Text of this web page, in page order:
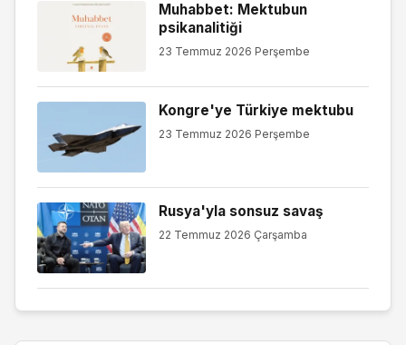
Muhabbet: Mektubun
psikanalitiği
23 Temmuz 2026 Perşembe
Kongre'ye Türkiye mektubu
23 Temmuz 2026 Perşembe
Rusya'yla sonsuz savaş
22 Temmuz 2026 Çarşamba